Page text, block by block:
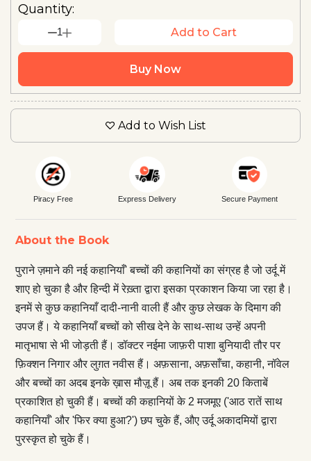
Quantity:
1 Add to Cart
Buy Now
Add to Wish List
Piracy Free Express Delivery Secure Payment
About the Book
पुराने ज़माने की नई कहानियाँ' बच्चों की कहानियों का संग्रह है जो उर्दू में
शाए हो चुका है और हिन्दी में रेख़्ता द्वारा इसका प्रकाशन किया जा रहा है।
इनमें से कुछ कहानियाँ दादी-नानी वाली हैं और कुछ लेखक के दिमाग की
उपज हैं। ये कहानियाँ बच्चों को सीख देने के साथ-साथ उन्हें अपनी
मातृभाषा से भी जोड़ती हैं। डॉक्टर नईमा जाफ़री पाशा बुनियादी तौर पर
फ़िक्शन निगार और लुग़त नवीस हैं। अफ़साना, अफ़साँचा, कहानी, नॉवेल
और बच्चों का अदब इनके ख़ास मौज़ू हैं। अब तक इनकी 20 किताबें
प्रकाशित हो चुकी हैं। बच्चों की कहानियों के 2 मजमूए ('आठ रातें साथ
कहानियाँ' और 'फिर क्या हुआ?') छप चुके हैं, औए उर्दू अकादमियों द्वारा
पुरस्कृत हो चुके हैं।